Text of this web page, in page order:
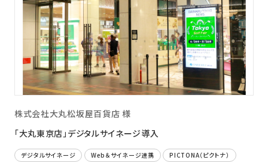
株式会社大丸松坂屋百貨店 様
「大丸東京店」デジタルサイネージ導入
デジタルサイネージ Web＆サイネージ連携 PICTONA（ピクトナ）